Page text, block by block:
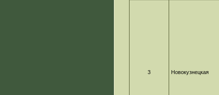
3 Новокузнецкая